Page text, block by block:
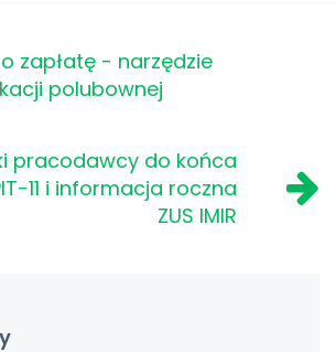
zapłatę - narzędzie
polubownej
pracodawcy do końca
11 i informacja roczna
ZUS IMIR